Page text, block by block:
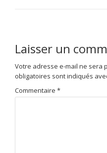
Laisser un
Votre adresse e-mail ne sera
obligatoires sont indiqués
Commentaire *